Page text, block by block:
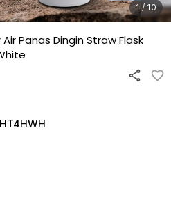
1 / 10
Panas Dingin Straw Flask